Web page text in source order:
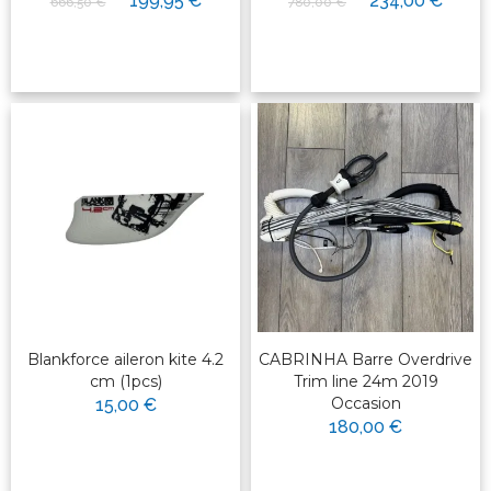
Blankforce aileron kite 4.2
cm (1pcs)
15,00 €
CABRINHA Barre Overdrive
Trim line 24m 2019
Occasion
180,00 €